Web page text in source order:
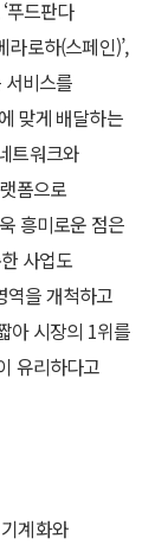
푸드판다
라로하(스페인)’,
서비스를
맞게 배달하는
트워크와
폼으로
흥미로운 점은
사업도
역을 개척하고
아 시장의 1위를
유리하다고
계화와